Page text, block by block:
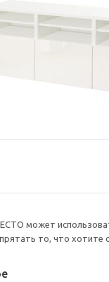
может
то, что хотите